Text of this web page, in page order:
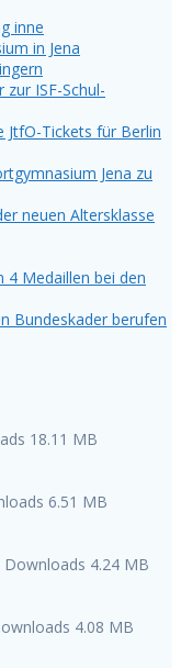
inne
in Jena
ISF-Schul-
JtfO-Tickets für Berlin
Jena zu
neuen Altersklasse
4 Medaillen bei den
Bundeskader berufen
18.11 MB
6.51 MB
Downloads 4.24 MB
4.08 MB